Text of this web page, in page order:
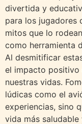
divertida y
para los jugadores
mitos que lo
como herramienta
Al desmitificar
el impacto positivo
nuestras vidas.
lúdicas como el
experiencias, sino
vida más